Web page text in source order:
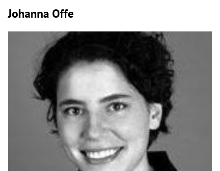
Veranstaltungen
Mitglied werden
Newsletter
Johanna Offe